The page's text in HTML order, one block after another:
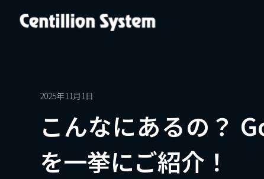
2025年11月1日
こんなにあるの？
を一挙にご紹介！